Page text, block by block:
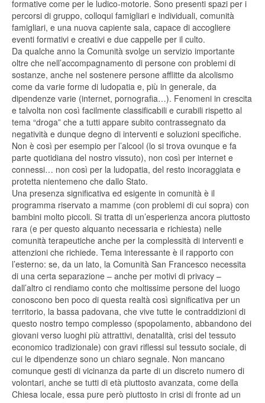
formative come per le ludico-motorie. Sono presenti spazi per i
percorsi di gruppo, colloqui famigliari e individuali, comunità
famigliari, e una nuova capiente sala, capace di accogliere
eventi formativi e creativi e due cappelle per il culto.
Da qualche anno la Comunità svolge un servizio importante
oltre che nell’accompagnamento di persone con problemi di
sostanze, anche nel sostenere persone afflitte da alcolismo
come da varie forme di ludopatia e, più in generale, da
dipendenze varie (internet, pornografia…). Fenomeni in crescita
e talvolta non così facilmente classificabili e curabili rispetto al
tema “droga” che a tutti appare subito contrassegnato da
negatività e dunque degno di interventi e soluzioni specifiche.
Non è così per esempio per l’alcool (lo si trova ovunque e fa
parte quotidiana del nostro vissuto), non così per internet e
connessi… non così per la ludopatia, del resto incoraggiata e
protetta nientemeno che dallo Stato.
Una presenza significativa ed esigente in comunità è il
programma riservato a mamme (con problemi di cui sopra) con
bambini molto piccoli. Si tratta di un’esperienza ancora piuttosto
rara (e per questo alquanto necessaria e richiesta) nelle
comunità terapeutiche anche per la complessità di interventi e
attenzioni che richiede. Tema interessante è il rapporto con
l’esterno: se, da un lato, la Comunità San Francesco necessita
di una certa separazione – anche per motivi di privacy –
dall’altro ci rendiamo conto che moltissime persone del luogo
conoscono ben poco di questa realtà così significativa per un
territorio, la bassa padovana, che vive tutte le contraddizioni di
questo nostro tempo complesso (spopolamento, abbandono dei
giovani verso luoghi più attrattivi, denatalità, crisi del tessuto
economico tradizionale) con gravi riflessi sul tessuto sociale, di
cui le dipendenze sono un chiaro segnale. Non mancano
comunque gesti di vicinanza da parte di un discreto numero di
volontari, anche se tutti di età piuttosto avanzata, come della
Chiesa locale, essa pure però piuttosto in crisi di fronte ad un